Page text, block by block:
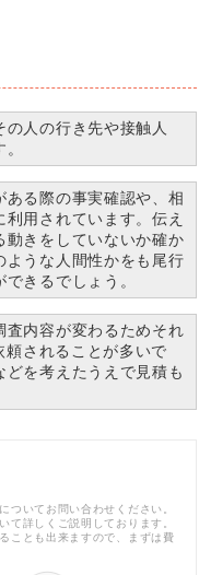
の人の行き先や接触人
ある際の事実確認や、相
用されています。伝え
動きをしていないか確か
ような人間性かをも尾行
きるでしょう。
査内容が変わるためそれ
されることが多いで
を考えたうえで見積も
ついてお問い合わせください。
て詳しくご説明しております。
ことも出来ますので、まずは費